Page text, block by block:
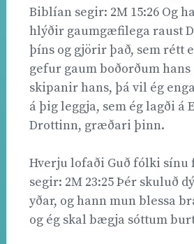
Biblían segir: 2M 15:26 Og
hlýðir gaumgæfilega raust
þíns og gjörir það, sem rétt
gefur gaum boðorðum
skipanir hans, þá vil ég
á þig leggja, sem ég lagði á
Drottinn, græðari þinn.
Hverju lofaði Guð fólki sínu
segir: 2M 23:25 Þér skuluð
yðar, og hann mun blessa
og ég skal bægja sóttum burt